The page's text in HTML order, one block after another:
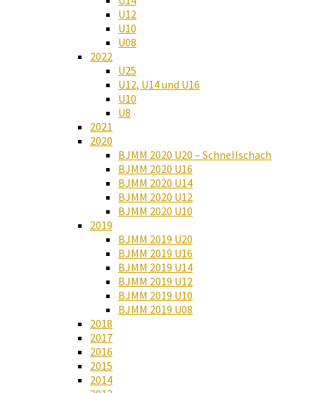
U12
U10
U08
2022
U25
U12, U14 und U16
U10
U8
2021
2020
BJMM 2020 U20 – Schnellschach
BJMM 2020 U16
BJMM 2020 U14
BJMM 2020 U12
BJMM 2020 U10
2019
BJMM 2019 U20
BJMM 2019 U16
BJMM 2019 U14
BJMM 2019 U12
BJMM 2019 U10
BJMM 2019 U08
2018
2017
2016
2015
2014